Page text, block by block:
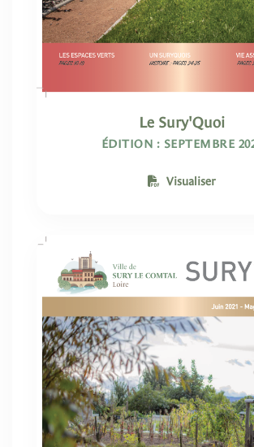
Le Sury'Quoi
ÉDITION : SEPTEMBRE
Visualiser